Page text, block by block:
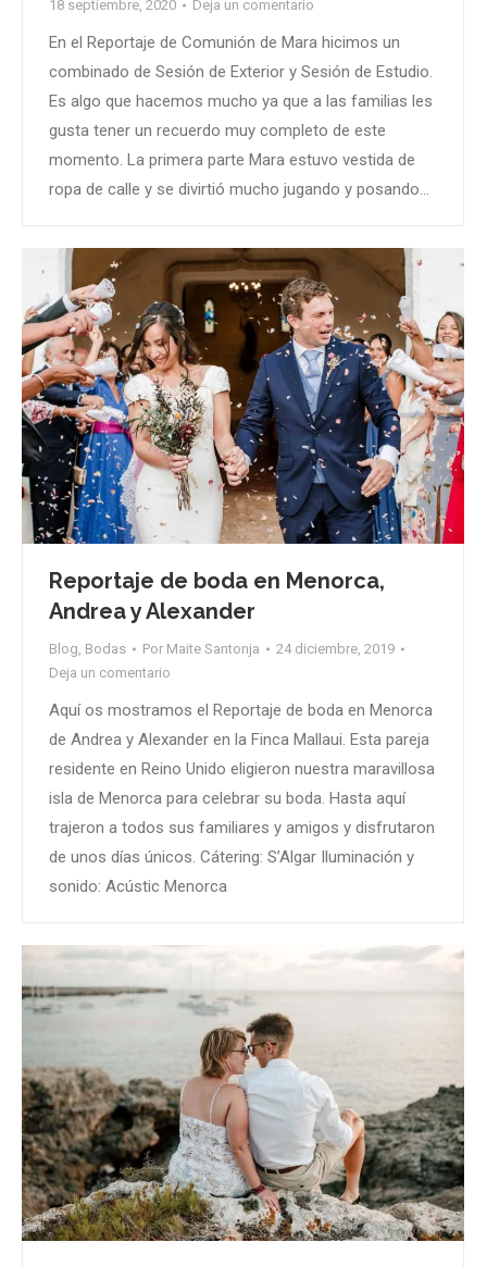
18 septiembre, 2020 Deja un comentario
En el Reportaje de Comunión de Mara hicimos un
combinado de Sesión de Exterior y Sesión de Estudio.
Es algo que hacemos mucho ya que a las familias les
gusta tener un recuerdo muy completo de este
momento. La primera parte Mara estuvo vestida de
ropa de calle y se divirtió mucho jugando y posando…
Reportaje de boda en Menorca,
Andrea y Alexander
Blog Bodas Por Maite Santonja
24 diciembre, 2019
Deja un comentario
Aquí os mostramos el Reportaje de boda en Menorca
de Andrea y Alexander en la Finca Mallaui. Esta pareja
residente en Reino Unido eligieron nuestra maravillosa
isla de Menorca para celebrar su boda. Hasta aquí
trajeron a todos sus familiares y amigos y disfrutaron
de unos días únicos. Cátering: S’Algar Iluminación y
sonido: Acústic Menorca